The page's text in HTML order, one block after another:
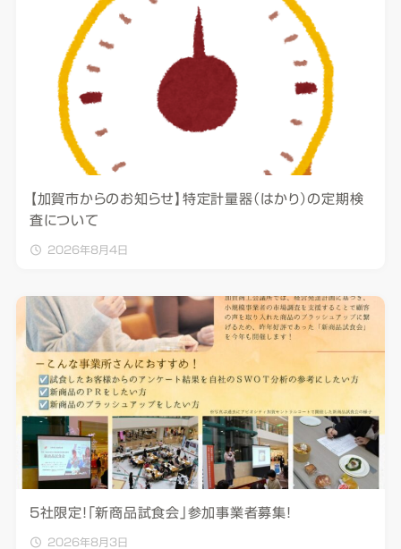
【加賀市からのお知らせ】特定計量器（はかり）の定期検
査について
2026年8月4日
5社限定！「新商品試食会」参加事業者募集！
2026年8月3日